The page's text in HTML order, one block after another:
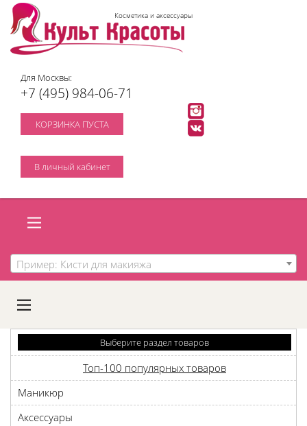
Косметика и аксессуары
Для Москвы:
+7 (495) 984-06-71
КОРЗИНКА ПУСТА
В личный кабинет
Пример: Кисти для макияжа
A
C
D
Выберите раздел товаров
Топ-100 популярных товаров
Маникюр
Аксессуары